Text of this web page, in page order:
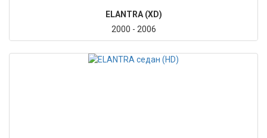
ELANTRA (XD)
2000 - 2006